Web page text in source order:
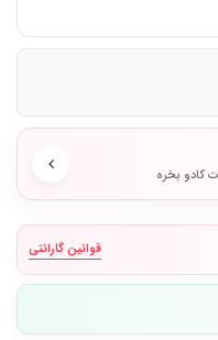
کادو بخره
قوانین گارانتی